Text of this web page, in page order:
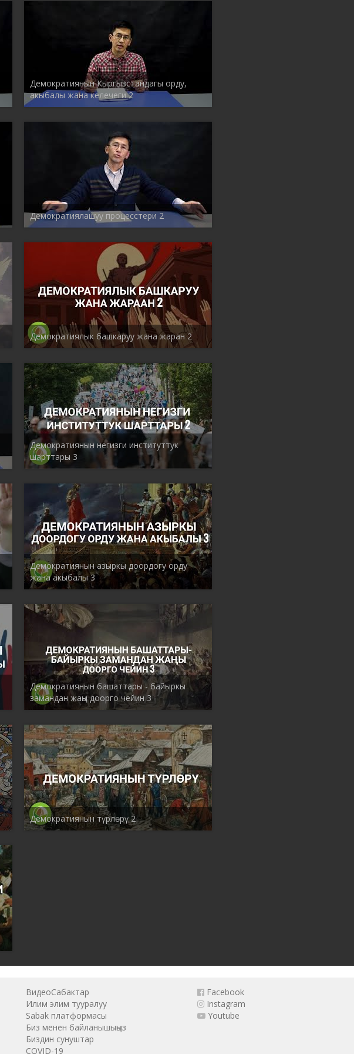
Демократиянын Кыргызстандагы орду,
акыбалы жана келечеги 2
Демократиялашуу процесстери 2
Демократиялык башкаруу жана жаран 2
Демократиянын негизги институттук
шарттары 3
Демократиянын азыркы доордогу орду
жана акыбалы 3
Демократиянын башаттары - байыркы
замандан жаңы доорго чейин 3
Демократиянын түрлѳрү 2
ВидеоСабактар
Илим элим тууралуу
Sabak платформасы
Биз менен байланышыңыз
Биздин сунуштар
COVID-19
Facebook
Instagram
Youtube